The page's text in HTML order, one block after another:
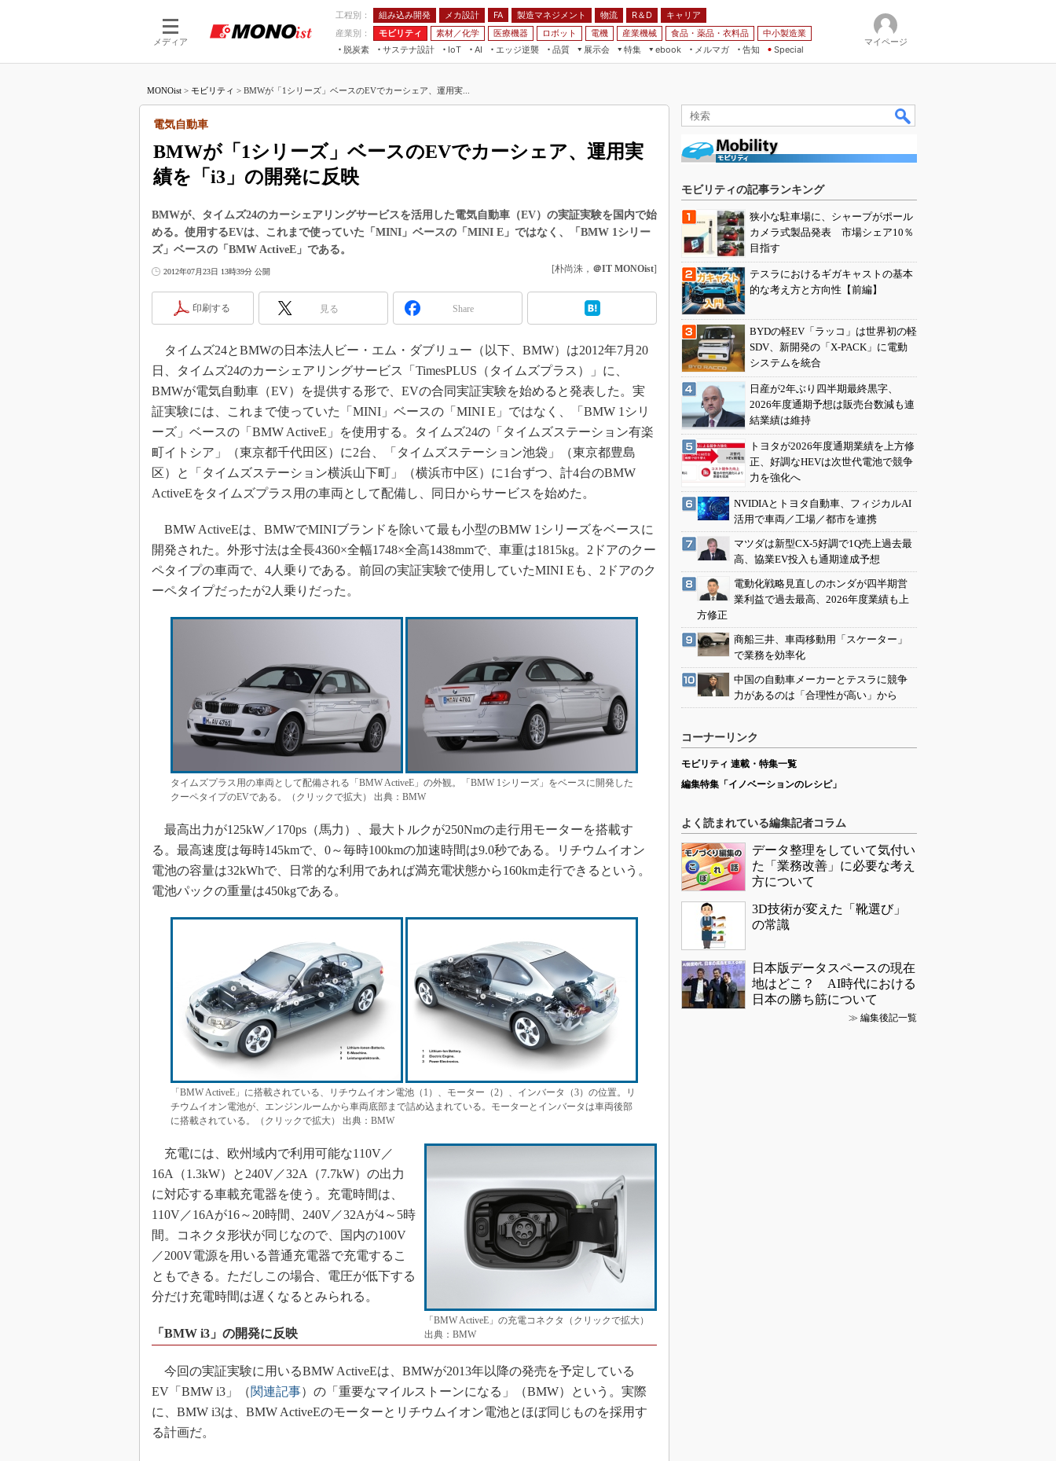
メディア
工程別： 組み込み開発 メカ設計 FA 製造マネジメント 物流 R＆D
キャリア
産業別：
モビリティ 素材／化学 医療機器 ロボット 電機 産業機械 食品・薬品・衣料品
中小製造業
脱炭素
サステナ設計
IoT
つながる工場
AI
AI×設備保全
エッジ逆襲 品質
展示会
JIMTOF
IIFES
TECHNO-FRONTIER
EdgeTech+
AUTOMOTIVE WORLD
産業オープンネット展
特集
つながるクルマ
組み込み画像技術
組み込みモデリング
ISO26262
3Dプリンタ
S＆OP
インダストリー4.0
イノベーション
製造業ビッグデータ
メイドインジャパン
植物工場
知財マネジメント
海外生産
ebook
メルマガ
告知 Special
マイページ
MONOist > モビリティ > BMWが「1シリーズ」ベースのEVでカーシェア、運用実...
BMWが「1シリーズ」ベースのEVでカーシェア、運用実
績を「i3」の開発に反映
電気自動車
BMWが、タイムズ24のカーシェアリングサービスを活用した電気自動車（EV）の実証実験を国内で始
める。使用するEVは、これまで使っていた「MINI」ベースの「MINI E」ではなく、「BMW 1シリー
ズ」ベースの「BMW ActiveE」である。
2012年07月23日 13時39分 公開 [朴尚洙， ＠IT MONOist]
印刷する 見る Share
タイムズ24とBMWの日本法人ビー・エム・ダブリュー（以下、BMW）は2012年7月20
日、タイムズ24のカーシェアリングサービス「TimesPLUS（タイムズプラス）」に、
BMWが電気自動車（EV）を提供する形で、EVの合同実証実験を始めると発表した。実
証実験には、これまで使っていた「MINI」ベースの「MINI E」ではなく、「BMW 1シリ
ーズ」ベースの「BMW ActiveE」を使用する。タイムズ24の「タイムズステーション有楽
町イトシア」（東京都千代田区）に2台、「タイムズステーション池袋」（東京都豊島
区）と「タイムズステーション横浜山下町」（横浜市中区）に1台ずつ、計4台のBMW
ActiveEをタイムズプラス用の車両として配備し、同日からサービスを始めた。
BMW ActiveEは、BMWでMINIブランドを除いて最も小型のBMW 1シリーズをベースに
開発された。外形寸法は全長4360×全幅1748×全高1438mmで、車重は1815kg。2ドアのクー
ペタイプの車両で、4人乗りである。前回の実証実験で使用していたMINI Eも、2ドアのク
ーペタイプだったが2人乗りだった。
タイムズプラス用の車両として配備される「BMW ActiveE」の外観。「BMW 1シリーズ」をベースに開発した
クーペタイプのEVである。（クリックで拡大） 出典：BMW
最高出力が125kW／170ps（馬力）、最大トルクが250Nmの走行用モーターを搭載す
る。最高速度は毎時145kmで、0～毎時100kmの加速時間は9.0秒である。リチウムイオン
電池の容量は32kWhで、日常的な利用であれば満充電状態から160km走行できるという。
電池パックの重量は450kgである。
「BMW ActiveE」に搭載されている、リチウムイオン電池（1）、モーター（2）、インバータ（3）の位置。リ
チウムイオン電池が、エンジンルームから車両底部まで詰め込まれている。モーターとインバータは車両後部
に搭載されている。（クリックで拡大） 出典：BMW
「BMW ActiveE」の充電コネクタ（クリックで拡大）
出典：BMW
充電には、欧州域内で利用可能な110V／
16A（1.3kW）と240V／32A（7.7kW）の出力
に対応する車載充電器を使う。充電時間は、
110V／16Aが16～20時間、240V／32Aが4～5時
間。コネクタ形状が同じなので、国内の100V
／200V電源を用いる普通充電器で充電するこ
ともできる。ただしこの場合、電圧が低下する
分だけ充電時間は遅くなるとみられる。
「BMW i3」の開発に反映
今回の実証実験に用いるBMW ActiveEは、BMWが2013年以降の発売を予定している
EV「BMW i3」（関連記事）の「重要なマイルストーンになる」（BMW）という。実際
に、BMW i3は、BMW ActiveEのモーターとリチウムイオン電池とほぼ同じものを採用す
る計画だ。
モビリティの記事ランキング
狭小な駐車場に、シャープがポール
カメラ式製品発表 市場シェア10％
目指す
テスラにおけるギガキャストの基本
的な考え方と方向性【前編】
BYDの軽EV「ラッコ」は世界初の軽
SDV、新開発の「X-PACK」に電動
システムを統合
日産が2年ぶり四半期最終黒字、
2026年度通期予想は販売台数減も連
結業績は維持
トヨタが2026年度通期業績を上方修
正、好調なHEVは次世代電池で競争
力を強化へ
NVIDIAとトヨタ自動車、フィジカルAI
活用で車両／工場／都市を連携
マツダは新型CX-5好調で1Q売上過去最
高、協業EV投入も通期達成予想
電動化戦略見直しのホンダが四半期営
業利益で過去最高、2026年度業績も上
方修正
商船三井、車両移動用「スケーター」
で業務を効率化
中国の自動車メーカーとテスラに競争
力があるのは「合理性が高い」から
コーナーリンク
モビリティ 連載・特集一覧
編集特集「イノベーションのレシピ」
よく読まれている編集記者コラム
データ整理をしていて気付い
た「業務改善」に必要な考え
方について
3D技術が変えた「靴選び」
の常識
日本版データスペースの現在
地はどこ？ AI時代における
日本の勝ち筋について
≫ 編集後記一覧